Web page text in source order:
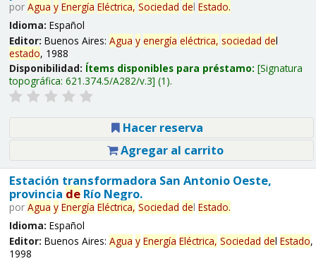
por Agua y Energía Eléctrica, Sociedad del Estado.
Idioma: Español
Editor: Buenos Aires: Agua y energía eléctrica, sociedad del
estado, 1988
Disponibilidad: Ítems disponibles para préstamo: Signatura
topográfica: 621.374.5/A282/v.3 (1).
Hacer reserva
Agregar al carrito
Estación transformadora San Antonio Oeste,
provincia deRío Negro.
por Agua y Energía Eléctrica, Sociedad del Estado.
Idioma: Español
Editor: Buenos Aires: Agua y Energía Eléctrica, Sociedad del Estado,
1998